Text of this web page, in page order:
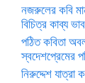
নজরুলের কবি
বিচিত্র কাব্য
পঠিত কবিতা
স্বদেশপ্রেমের
নিরুদ্দেশ যাত্রা